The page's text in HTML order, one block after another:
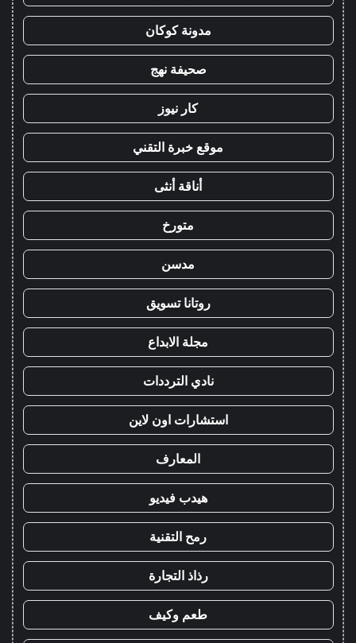
مدونة كوكان
صحيفة نهج
كار نيوز
موقع خبرة التقني
أناقة أنثى
متورخ
مدسن
روتانا تسويق
مجلة الابداع
نادي الترددات
استشارات اون لاين
المعارف
هيدب فيديو
رمح التقنية
رذاذ التجارة
طعم وكيف